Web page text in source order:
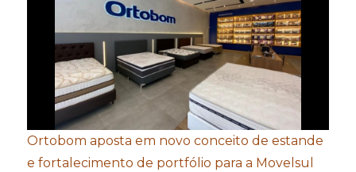
Ortobom aposta em novo conceito de estande
e fortalecimento de portfólio para a Movelsul